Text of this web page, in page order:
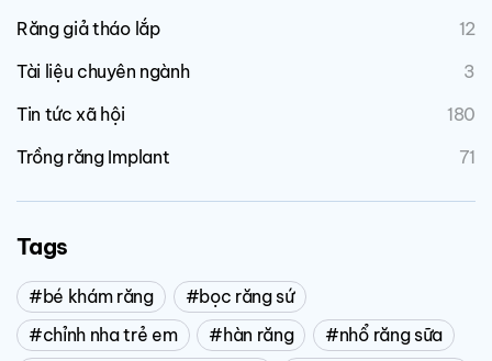
Răng giả tháo lắp
12
Tài liệu chuyên ngành
3
Tin tức xã hội
180
Trồng răng Implant
71
Tags
bé khám răng
bọc răng sứ
chỉnh nha trẻ em
hàn răng
nhổ răng sữa